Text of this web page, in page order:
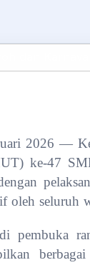
2026 —
ke-47
oleh seluruh
pembuka